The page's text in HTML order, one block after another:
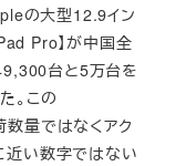
の大型12.9イン
Pro】が中国全
台と5万台を
。この
量ではなくアク
近い数字ではない